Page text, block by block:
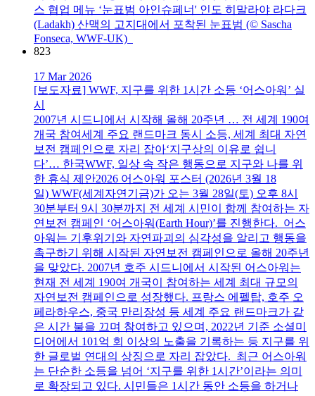
스 협업 메뉴 ‘눈표범 아인슈페너' 인도 히말라야 라다크
(Ladakh) 산맥의 고지대에서 포착된 눈표범 (© Sascha
Fonseca, WWF-UK)
823
17 Mar 2026
[보도자료] WWF, 지구를 위한 1시간 소등 ‘어스아워’ 실
시
2007년 시드니에서 시작해 올해 20주년 … 전 세계 190여
개국 참여세계 주요 랜드마크 동시 소등, 세계 최대 자연
보전 캠페인으로 자리 잡아‘지구상의 이유로 쉽니
다’… 한국WWF, 일상 속 작은 행동으로 지구와 나를 위
한 휴식 제안2026 어스아워 포스터 (2026년 3월 18
일) WWF(세계자연기금)가 오는 3월 28일(토) 오후 8시
30분부터 9시 30분까지 전 세계 시민이 함께 참여하는 자
연보전 캠페인 ‘어스아워(Earth Hour)’를 진행한다. 어스
아워는 기후위기와 자연파괴의 심각성을 알리고 행동을
촉구하기 위해 시작된 자연보전 캠페인으로 올해 20주년
을 맞았다. 2007년 호주 시드니에서 시작된 어스아워는
현재 전 세계 190여 개국이 참여하는 세계 최대 규모의
자연보전 캠페인으로 성장했다. 프랑스 에펠탑, 호주 오
페라하우스, 중국 만리장성 등 세계 주요 랜드마크가 같
은 시간 불을 끄며 참여하고 있으며, 2022년 기준 소셜미
디어에서 101억 회 이상의 노출을 기록하는 등 지구를 위
한 글로벌 연대의 상징으로 자리 잡았다. 최근 어스아워
는 단순한 소등을 넘어 ‘지구를 위한 1시간’이라는 의미
로 확장되고 있다. 시민들은 1시간 동안 소등을 하거나